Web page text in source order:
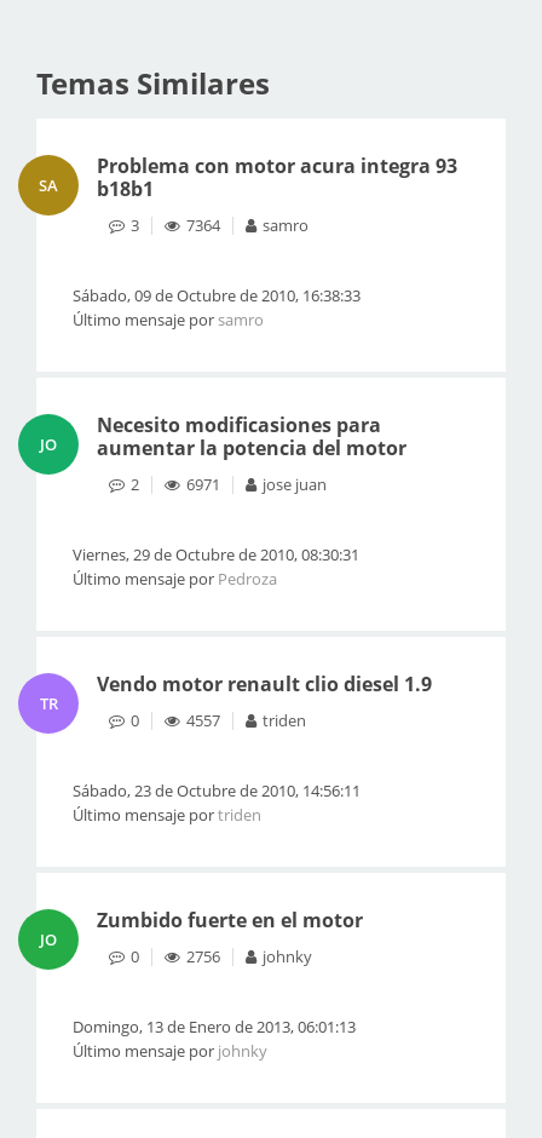
Temas Similares
SA
Problema con motor acura integra 93
b18b1
3 7364 samro
Sábado, 09 de Octubre de 2010, 16:38:33
Último mensaje porsamro
JO
Necesito modificasiones para
aumentar la potencia del motor
2 6971 jose juan
Viernes, 29 de Octubre de 2010, 08:30:31
Último mensaje por Pedroza
TR
Vendo motor renault clio diesel 1.9
0 4557 triden
Sábado, 23 de Octubre de 2010, 14:56:11
Último mensaje portriden
JO
Zumbido fuerte en el motor
0 2756 johnky
Domingo, 13 de Enero de 2013, 06:01:13
Último mensaje por johnky